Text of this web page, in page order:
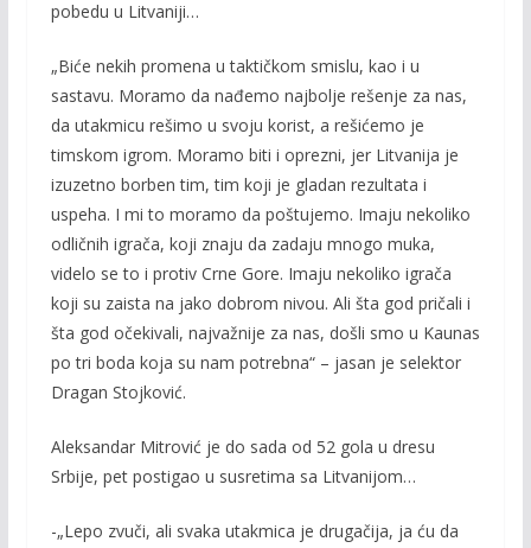
pobedu u Litvaniji…
„Biće nekih promena u taktičkom smislu, kao i u
sastavu. Moramo da nađemo najbolje rešenje za nas,
da utakmicu rešimo u svoju korist, a rešićemo je
timskom igrom. Moramo biti i oprezni, jer Litvanija je
izuzetno borben tim, tim koji je gladan rezultata i
uspeha. I mi to moramo da poštujemo. Imaju nekoliko
odličnih igrača, koji znaju da zadaju mnogo muka,
videlo se to i protiv Crne Gore. Imaju nekoliko igrača
koji su zaista na jako dobrom nivou. Ali šta god pričali i
šta god očekivali, najvažnije za nas, došli smo u Kaunas
po tri boda koja su nam potrebna“ – jasan je selektor
Dragan Stojković.
Aleksandar Mitrović je do sada od 52 gola u dresu
Srbije, pet postigao u susretima sa Litvanijom…
-„Lepo zvuči, ali svaka utakmica je drugačija, ja ću da